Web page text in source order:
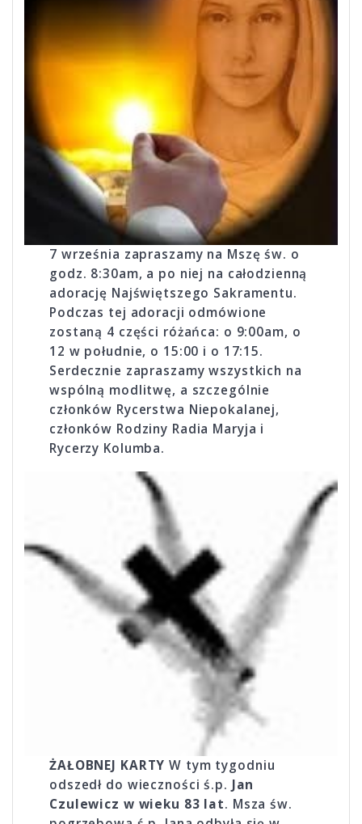
7 września zapraszamy na Mszę św. o
godz. 8:30am, a po niej na całodzienną
adorację Najświęt­szego Sakramentu.
Podczas tej adoracji odmó­wione
zostaną 4 części różańca: o 9:00am, o
12 w południe, o 15:00 i o 17:15.
Serdecznie zapraszamy wszystkich na
wspólną modlitwę, a szczególnie
członków Rycerstwa Niepokalanej,
członków Rodziny Radia Maryja i
Rycerzy Kolumba.
ŻAŁOBNEJ KARTYW tym tygodniu
odszedł do wieczności ś.p. Jan
Czulewicz w wieku 83 lat. Msza św.